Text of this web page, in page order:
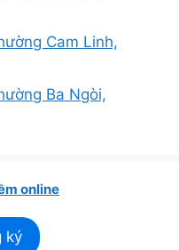
Cam Linh,
Ba Ngòi,
online
ký